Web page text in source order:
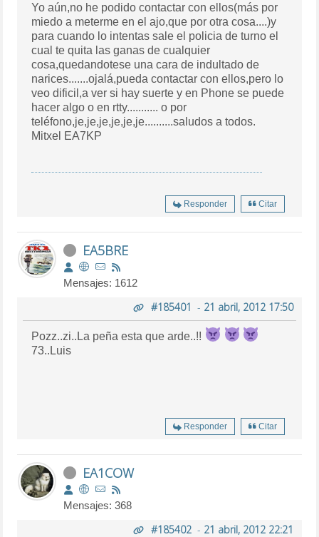
Yo aún,no he podido contactar con ellos(más por
miedo a meterme en el ajo,que por otra cosa....)y
para cuando lo intentas sale el policia de turno el
cual te quita las ganas de cualquier
cosa,quedandotese una cara de indultado de
narices.......ojalá,pueda contactar con ellos,pero lo
veo dificil,a ver si hay suerte y en Phone se puede
hacer algo o en rtty........... o por
teléfono,je,je,je,je,je,je..........saludos a todos.
Mitxel EA7KP
Responder Citar
EA5BRE
Mensajes: 1612
#185401 - 21 abril, 2012 17:50
Pozz..zi..La peña esta que arde..!!
73..Luis
Responder Citar
EA1COW
Mensajes: 368
#185402- 21 abril, 2012 22:21